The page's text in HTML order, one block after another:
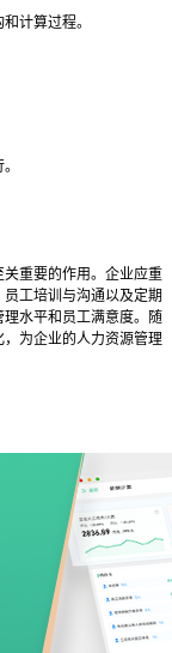
计算过程。
重要的作用。企业应重
工培训与沟通以及定期
水平和员工满意度。随
为企业的人力资源管理